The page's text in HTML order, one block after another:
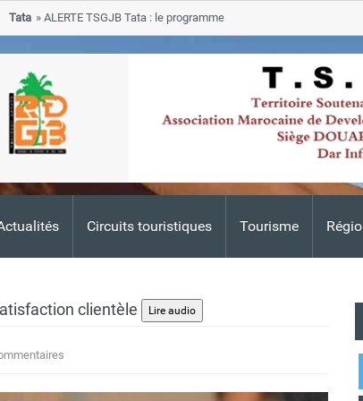
Circuits touristiques Tourisme
ALERTE TSGJB Tata : le programme de rehabilitation post-
dans les zones sinistrees
clientèle